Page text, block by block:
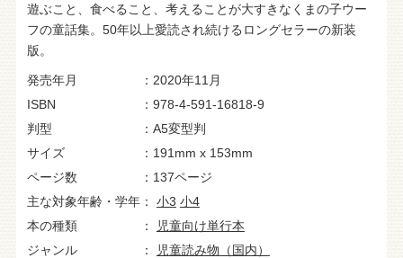
遊ぶこと、食べること、考えることが大すきなくまの子ウー
フの童話集。50年以上愛読され続けるロングセラーの新装
版。
発売年月
2020年11月
ISBN
978-4-591-16818-9
判型
A5変型判
サイズ
191mm x 153mm
ページ数
137ページ
主な対象年齢・学年
小3 小4
本の種類
児童向け単行本
ジャンル
児童読み物（国内）